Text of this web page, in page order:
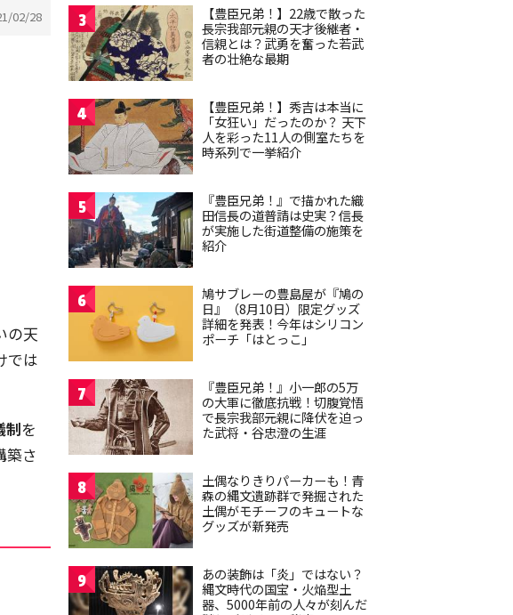
02/28
の天
では
制を
築さ
3
【豊臣兄弟！】22歳で散った
長宗我部元親の天才後継者・
信親とは？武勇を奮った若武
者の壮絶な最期
4
【豊臣兄弟！】秀吉は本当に
「女狂い」だったのか？ 天下
人を彩った11人の側室たちを
時系列で一挙紹介
5
『豊臣兄弟！』で描かれた織
田信長の道普請は史実？信長
が実施した街道整備の施策を
紹介
6
鳩サブレーの豊島屋が『鳩の
日』（8月10日）限定グッズ
詳細を発表！今年はシリコン
ポーチ「はとっこ」
7
『豊臣兄弟！』小一郎の5万
の大軍に徹底抗戦！切腹覚悟
で長宗我部元親に降伏を迫っ
た武将・谷忠澄の生涯
8
土偶なりきりパーカーも！青
森の縄文遺跡群で発掘された
土偶がモチーフのキュートな
グッズが新発売
9
あの装飾は「炎」ではない？
縄文時代の国宝・火焔型土
器、5000年前の人々が刻んだ